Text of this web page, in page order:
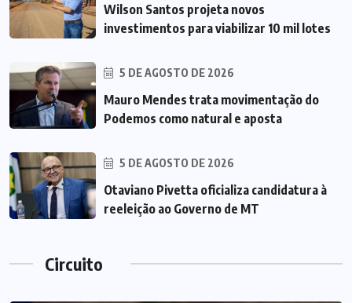
Wilson Santos projeta novos
investimentos para viabilizar 10 mil lotes
5 DE AGOSTO DE 2026
Mauro Mendes trata movimentação do
Podemos como natural e aposta
5 DE AGOSTO DE 2026
Otaviano Pivetta oficializa candidatura à
reeleição ao Governo de MT
Circuito